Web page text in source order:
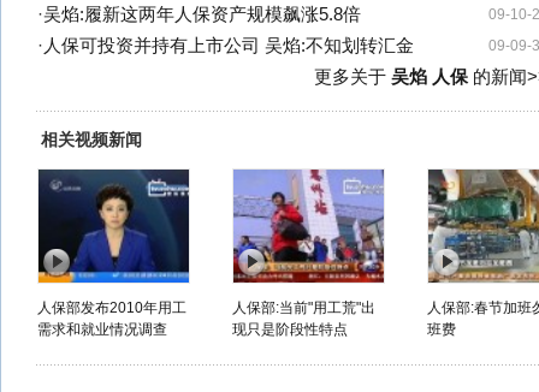
09-10-
·吴焰:履新这两年人保资产规模飙涨5.8倍
09-09-
· 人保可投资并持有上市公司 吴焰:不知划转汇金
更多关于 吴焰 人保的新闻
相关视频新闻
人保部发布2010年用工
需求和就业情况调查
人保部:当前"用工荒"出
现只是阶段性特点
人保部:春节加班
班费